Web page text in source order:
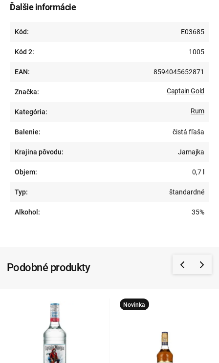
Ďalšie informácie
Kód: E03685
Kód 2: 1005
EAN: 8594045652871
Značka: Captain Gold
Kategória: Rum
Balenie: čistá fľaša
Krajina pôvodu: Jamajka
Objem: 0,7 l
Typ: štandardné
Alkohol: 35%
Podobné produkty
Novinka